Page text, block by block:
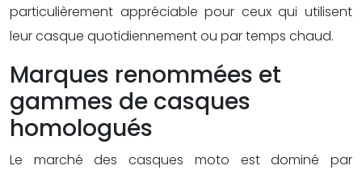
particulièrement appréciable pour ceux qui utilisent
leur casque quotidiennement ou par temps chaud.
Marques renommées et
gammes de casques
homologués
Le marché des casques moto est dominé par